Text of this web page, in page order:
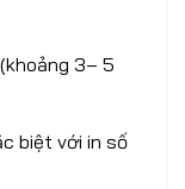
(khoảng 3– 5
biệt với in số